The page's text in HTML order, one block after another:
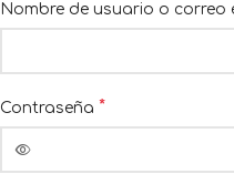
Nombre de usuario o correo
Contraseña *